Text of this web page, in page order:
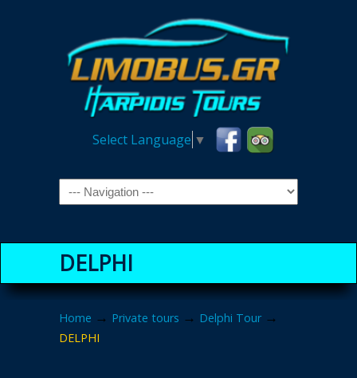
Select Language ▼
Navigation
DELPHI
Home → Private tours → Delphi Tour→
DELPHI